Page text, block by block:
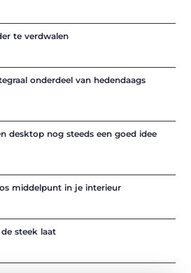
te verdwalen
onderdeel van hedendaags
desktop nog steeds een goed idee
middelpunt in je interieur
steek laat